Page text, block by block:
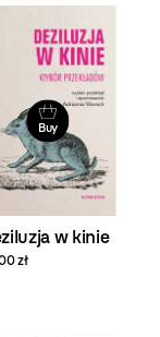
Buy
w kinie
zł